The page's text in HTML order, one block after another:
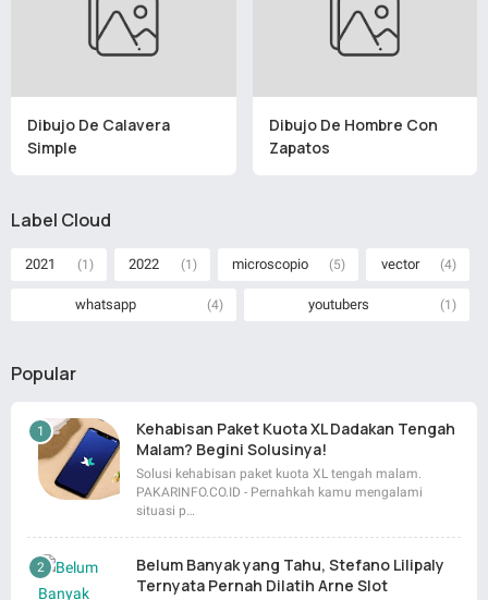
Dibujo De Calavera
Simple
Dibujo De Hombre Con
Zapatos
Label Cloud
2021 (1) 2022 (1) microscopio (5) vector (4)
whatsapp (4) youtubers (1)
Popular
Kehabisan Paket Kuota XL Dadakan Tengah
Malam? Begini Solusinya!
Solusi kehabisan paket kuota XL tengah malam.
PAKARINFO.CO.ID - Pernahkah kamu mengalami
situasi p…
Belum Banyak yang Tahu, Stefano Lilipaly
Ternyata Pernah Dilatih Arne Slot